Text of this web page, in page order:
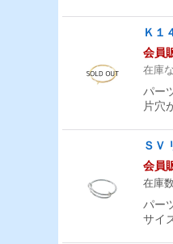
Ｋ１
会員
在庫
パー
片穴
ＳＶ
会員
在庫
パー
サイ